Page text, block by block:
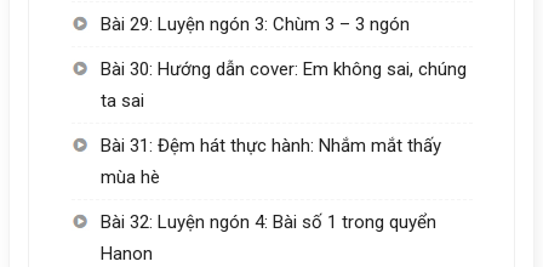
Bài 29: Luyện ngón 3: Chùm 3 – 3 ngón
Bài 30: Hướng dẫn cover: Em không sai, chúng
ta sai
Bài 31: Đệm hát thực hành: Nhắm mắt thấy
mùa hè
Bài 32: Luyện ngón 4: Bài số 1 trong quyển
Hanon